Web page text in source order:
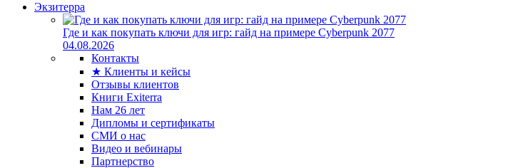
Экзитерра
Где и как покупать ключи для игр: гайд на примере Cyberpunk 2077
04.08.2026
Контакты
★ Клиенты и кейсы
Отзывы клиентов
Книги Exiterra
Нам 26 лет
Дипломы и сертификаты
СМИ о нас
Видео и вебинары
Партнерство